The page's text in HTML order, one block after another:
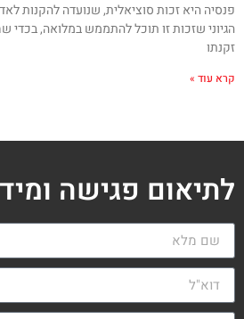
פנסיה היא זכות סוציאלית, שנועדה להקנות
הגיוני שזכות זו תוכל להתממש במלואה,
זקנתו
קרא עוד »
לתיאום פגישה